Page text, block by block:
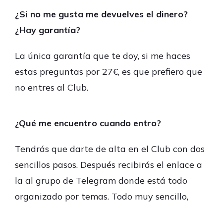
¿Si no me gusta me devuelves el dinero?
¿Hay garantía?
La única garantía que te doy, si me haces
estas preguntas por 27€, es que prefiero que
no entres al Club.
¿Qué me encuentro cuando entro?
Tendrás que darte de alta en el Club con dos
sencillos pasos. Después recibirás el enlace a
la al grupo de Telegram donde está todo
organizado por temas. Todo muy sencillo,